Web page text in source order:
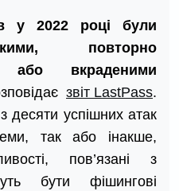
у 2022 році були
повторно
або вкраденими
звіт LastPass.
десяти успішних атак
так або інакше,
пов’язані з
бути фішингові